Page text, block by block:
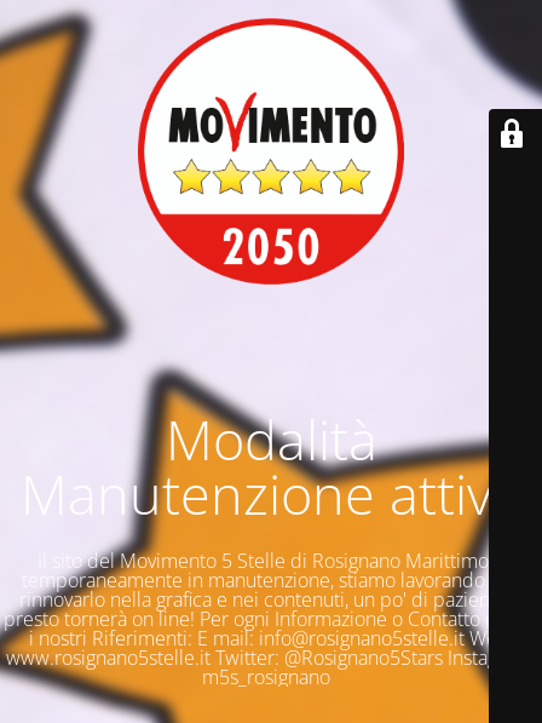
Modalità
Manutenzione attiva
Il sito del Movimento 5 Stelle di Rosignano Marittimo è
temporaneamente in manutenzione, stiamo lavorando per
rinnovarlo nella grafica e nei contenuti, un po' di pazienza e
presto tornerà on line! Per ogni Informazione o Contatto questi
i nostri Riferimenti: E mail: info@rosignano5stelle.it Web:
www.rosignano5stelle.it Twitter: @Rosignano5Stars Instagram:
m5s_rosignano